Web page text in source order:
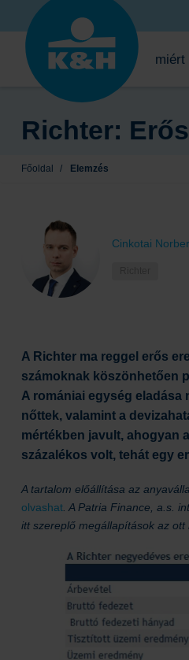
miért
Richter:
Főoldal / Elemzés
Cinkotai
A Richter ma reggel erős
számoknak köszönhetően
A romániai egység
nőttek, valamint a
mértékben javult, ahogyan
százalékos volt, tehát egy
A tartalom előállítása az
olvashat . A Patria Finance, a.s.
itt szereplő megállapítások az